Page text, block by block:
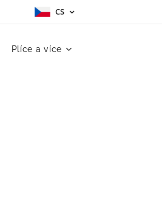
CS
Plíce a více